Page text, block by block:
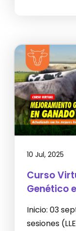
10 Jul, 2025
Curso
Genético
Inicio: 03
sesiones